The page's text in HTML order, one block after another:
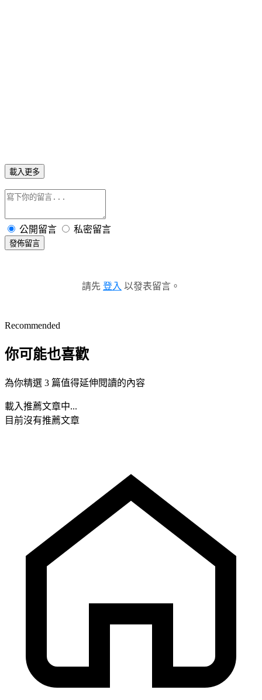
載入更多
公開留言 私密留言
發佈留言
請先 登入 以發表留言。
Recommended
你可能也喜歡
為你精選 3 篇值得延伸閱讀的內容
載入推薦文章中...
目前沒有推薦文章